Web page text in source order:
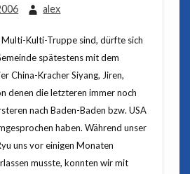
alex
Kulti-Truppe sind, dürfte sich
spätestens mit dem
China-Kracher Siyang, Jiren,
denen die letzteren immer noch
nach Baden-Baden bzw. USA
haben. Während unser
uns vor einigen Monaten
musste, konnten wir mit